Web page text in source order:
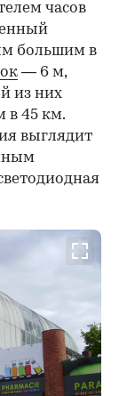
часов
большим в
— 6 м,
из них
в 45 км.
выглядит